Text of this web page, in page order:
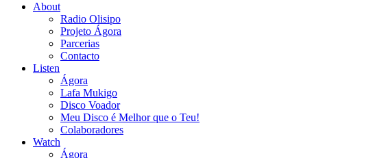
About
Radio Olisipo
Projeto Ágora
Parcerias
Contacto
Listen
Ágora
Lafa Mukigo
Disco Voador
Meu Disco é Melhor que o Teu!
Colaboradores
Watch
Ágora